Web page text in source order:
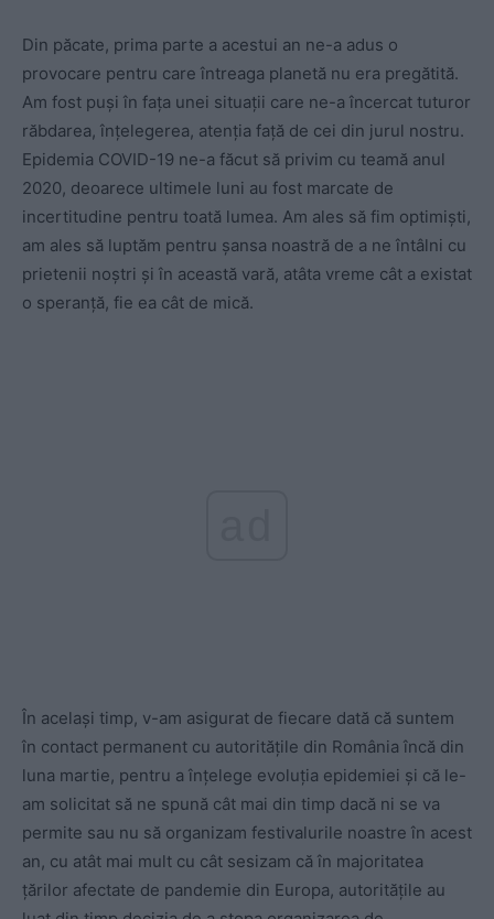
Din păcate, prima parte a acestui an ne-a adus o
provocare pentru care întreaga planetă nu era pregătită.
Am fost puși în fața unei situații care ne-a încercat tuturor
răbdarea, înțelegerea, atenția față de cei din jurul nostru.
Epidemia COVID-19 ne-a făcut să privim cu teamă anul
2020, deoarece ultimele luni au fost marcate de
incertitudine pentru toată lumea. Am ales să fim optimiști,
am ales să luptăm pentru șansa noastră de a ne întâlni cu
prietenii noștri și în această vară, atâta vreme cât a existat
o speranță, fie ea cât de mică.
În același timp, v-am asigurat de fiecare dată că suntem
în contact permanent cu autoritățile din România încă din
luna martie, pentru a înțelege evoluția epidemiei și că le-
am solicitat să ne spună cât mai din timp dacă ni se va
permite sau nu să organizam festivalurile noastre în acest
an, cu atât mai mult cu cât sesizam că în majoritatea
țărilor afectate de pandemie din Europa, autoritățile au